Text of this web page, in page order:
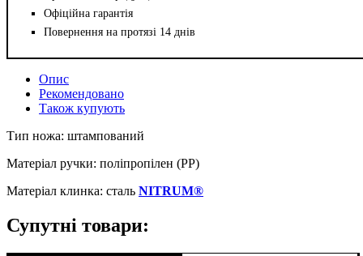
Офіційна гарантія
Повернення на протязі 14 днів
Опис
Рекомендовано
Також купують
Тип ножа: штампований
Матеріал ручки: поліпропілен (PP)
Матеріал клинка: сталь NITRUM®
Супутні товари: